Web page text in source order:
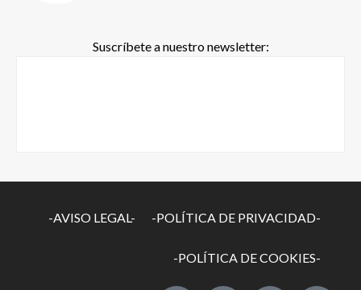
Suscríbete a nuestro newsletter:
-AVISO LEGAL- -POLÍTICA DE PRIVACIDAD-
-POLÍTICA DE COOKIES-